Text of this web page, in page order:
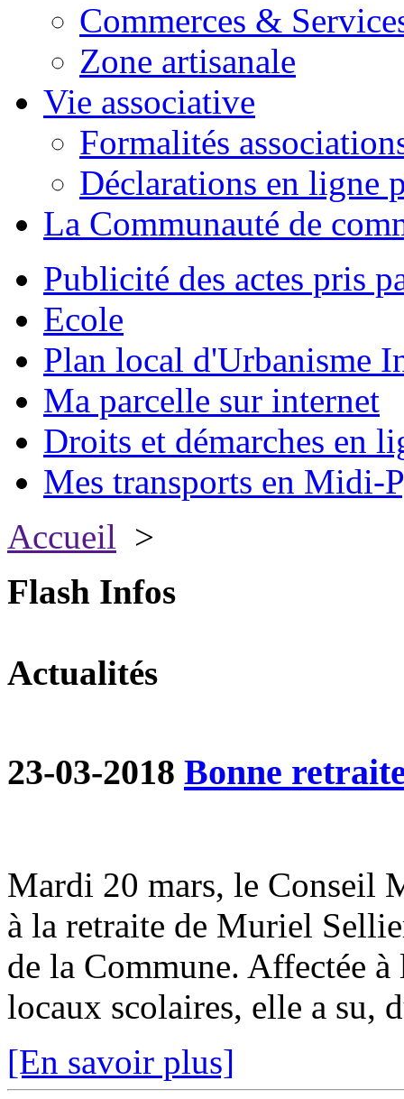
Commerces &
Zone artisanale
Vie associative
Formalités
Déclarations en ligne
La Communauté de
Publicité des actes pris
Ecole
Plan local d'Urbanisme
Ma parcelle sur internet
Droits et démarches en
Mes transports en Midi-
Accueil >
Flash Infos
Actualités
23-03-2018 Bonne
Mardi 20 mars, le Conseil
à la retraite de Muriel
de la Commune. Affectée
locaux scolaires, elle a su,
[En savoir plus]